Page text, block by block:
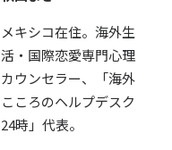
メキシコ在住。海外生
活・国際恋愛専門心理
カウンセラー、
「海外
こころのヘルプデスク
24時」代表。